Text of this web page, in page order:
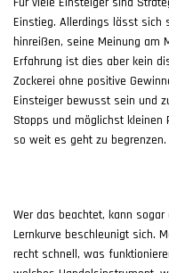
Einstieg. Allerdings lässt sich
hinreißen, seine Meinung am
Erfahrung ist dies aber kein
Zockerei ohne positive
Einsteiger bewusst sein und
Stopps und möglichst kleinen
so weit es geht zu begrenzen.
Wer das beachtet, kann
Lernkurve beschleunigt sich.
recht schnell, was